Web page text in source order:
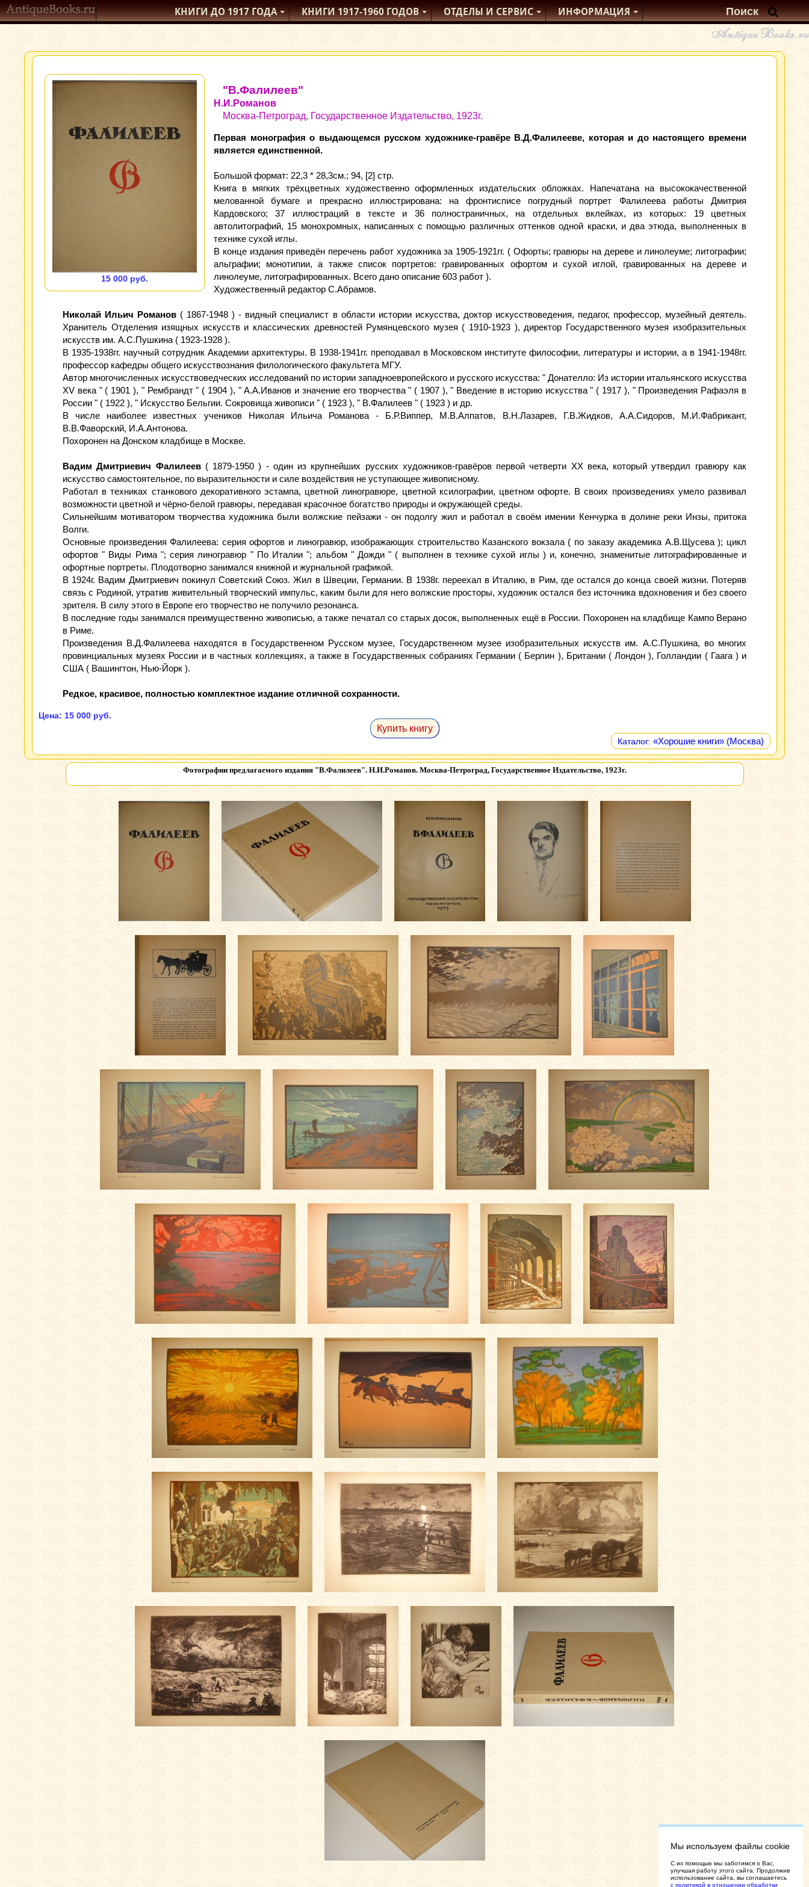
КНИГИ ДО 1917ГОДА КНИГИ1917-1960ГОДОВ ОТДЕЛЫИ СЕРВИС ИНФОРМАЦИЯ
15 000 руб.
"В.Фалилеев"
Н.И.Романов
Москва-Петроград, Государственное Издательство, 1923г.
Первая монография о выдающемся русском художнике-гравёре В.Д.Фалилееве, которая и до настоящего времени
является единственной.
Большой формат: 22,3 * 28,3см.; 94, [2] стр.
Книга в мягких трёхцветных художественно оформленных издательских обложках. Напечатана на высококачественной
мелованной бумаге и прекрасно иллюстрирована: на фронтисписе погрудный портрет Фалилеева работы Дмитрия
Кардовского; 37 иллюстраций в тексте и 36 полностраничных, на отдельных вклейках, из которых: 19 цветных
автолитографий, 15 монохромных, написанных с помощью различных оттенков одной краски, и два этюда, выполненных в
технике сухой иглы.
В конце издания приведён перечень работ художника за 1905-1921гг. ( Офорты; гравюры на дереве и линолеуме; литографии;
альграфии; монотипии, а также список портретов: гравированных офортом и сухой иглой, гравированных на дереве и
линолеуме, литографированных. Всего дано описание 603 работ ).
Художественный редактор С.Абрамов.
Николай Ильич Романов ( 1867-1948 ) - видный специалист в области истории искусства, доктор искусствоведения, педагог, профессор, музейный деятель.
Хранитель Отделения изящных искусств и классических древностей Румянцевского музея ( 1910-1923 ), директор Государственного музея изобразительных
искусств им. А.С.Пушкина ( 1923-1928 ).
В 1935-1938гг. научный сотрудник Академии архитектуры. В 1938-1941гг. преподавал в Московском институте философии, литературы и истории, а в 1941-1948гг.
профессор кафедры общего искусствознания филологического факультета МГУ.
Автор многочисленных искусствоведческих исследований по истории западноевропейского и русского искусства: " Донателло: Из истории итальянского искусства
XV века " ( 1901 ), " Рембрандт " ( 1904 ), " А.А.Иванов и значение его творчества " ( 1907 ), " Введение в историю искусства " ( 1917 ), " Произведения Рафаэля в
России " ( 1922 ), " Искусство Бельгии. Сокровища живописи " ( 1923 ), " В.Фалилеев " ( 1923 ) и др.
В числе наиболее известных учеников Николая Ильича Романова - Б.Р.Виппер, М.В.Алпатов, В.Н.Лазарев, Г.В.Жидков, А.А.Сидоров, М.И.Фабрикант,
В.В.Фаворский, И.А.Антонова.
Похоронен на Донском кладбище в Москве.
Вадим Дмитриевич Фалилеев( 1879-1950 ) - один из крупнейших русских художников-гравёров первой четверти XX века, который утвердил гравюру как
искусство самостоятельное, по выразительности и силе воздействия не уступающее живописному.
Работал в техниках станкового декоративного эстампа, цветной линогравюре, цветной ксилографии, цветном офорте. В своих произведениях умело развивал
возможности цветной и чёрно-белой гравюры, передавая красочное богатство природы и окружающей среды.
Сильнейшим мотиватором творчества художника были волжские пейзажи - он подолгу жил и работал в своём имении Кенчурка в долине реки Инзы, притока
Волги.
Основные произведения Фалилеева: серия офортов и линогравюр, изображающих строительство Казанского вокзала ( по заказу академика А.В.Щусева ); цикл
офортов " Виды Рима "; серия линогравюр " По Италии "; альбом " Дожди " ( выполнен в технике сухой иглы ) и, конечно, знаменитые литографированные и
офортные портреты. Плодотворно занимался книжной и журнальной графикой.
В 1924г. Вадим Дмитриевич покинул Советский Союз. Жил в Швеции, Германии. В 1938г. переехал в Италию, в Рим, где остался до конца своей жизни. Потеряв
связь с Родиной, утратив живительный творческий импульс, каким были для него волжские просторы, художник остался без источника вдохновения и без своего
зрителя. В силу этого в Европе его творчество не получило резонанса.
В последние годы занимался преимущественно живописью, а также печатал со старых досок, выполненных ещё в России. Похоронен на кладбище Кампо Верано
в Риме.
Произведения В.Д.Фалилеева находятся в Государственном Русском музее, Государственном музее изобразительных искусств им. А.С.Пушкина, во многих
провинциальных музеях России и в частных коллекциях, а также в Государственных собраниях Германии ( Берлин ), Британии ( Лондон ), Голландии ( Гаага ) и
США ( Вашингтон, Нью-Йорк ).
Редкое, красивое, полностью комплектное издание отличной сохранности.
Цена: 15 000 руб.
Купить книгу
Каталог: «Хорошие книги» (Москва)
Фотографии предлагаемого издания "В.Фалилеев". Н.И.Романов. Москва-Петроград, Государственное Издательство, 1923г.
Мы используем файлы cookie
C их помощью мы заботимся о Вас,
улучшая работу этого сайта. Продолжив
использование сайта, вы соглашаетесь
с политикой в отношении обработки